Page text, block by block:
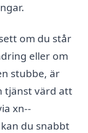
om du står
eller om
stubbe, är
tjänst värd att
xn--
du snabbt